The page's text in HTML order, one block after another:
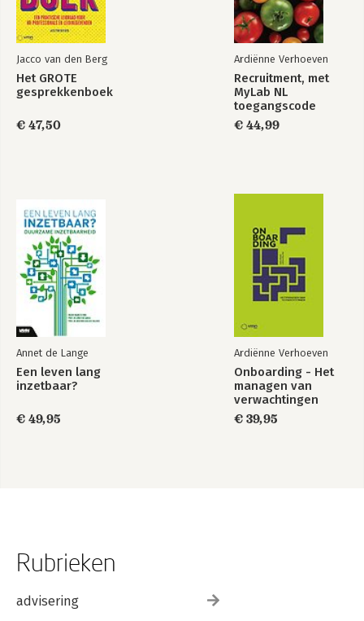
Jacco van den Berg
Het GROTE
gesprekkenboek
€ 47,50
Ardiënne Verhoeven
Recruitment, met
MyLab NL
toegangscode
€ 44,99
Annet de Lange
Een leven lang
inzetbaar?
€ 49,95
Ardiënne Verhoeven
Onboarding - Het
managen van
verwachtingen
€ 39,95
Rubrieken
advisering